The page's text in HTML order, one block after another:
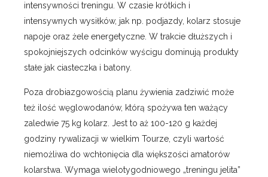
intensywności treningu. W czasie krótkich i
intensywnych wysiłków, jak np. podjazdy, kolarz stosuje
napoje oraz żele energetyczne. W trakcie dłuższych i
spokojniejszych odcinków wyścigu dominują produkty
stałe jak ciasteczka i batony.
Poza drobiazgowością planu żywienia zadziwić może
też ilość węglowodanów, którą spożywa ten ważący
zaledwie 75 kg kolarz. Jest to aż 100-120 g każdej
godziny rywalizacji w wielkim Tourze, czyli wartość
niemożliwa do wchłonięcia dla większości amatorów
kolarstwa. Wymaga wielotygodniowego „treningu jelita”